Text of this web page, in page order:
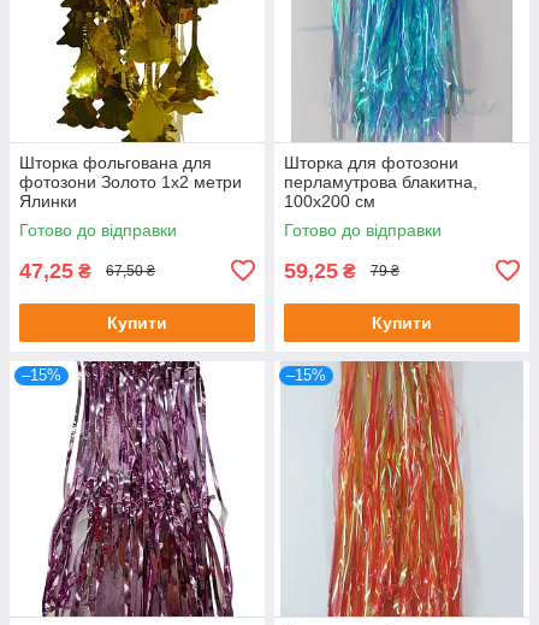
Шторка фольгована для
фотозони Золото 1х2 метри
Ялинки
Готово до відправки
47,25 ₴ 67,50 ₴
Купити
Шторка для фотозони
перламутрова блакитна,
100х200 см
Готово до відправки
59,25 ₴ 79 ₴
Купити
–15% –15%